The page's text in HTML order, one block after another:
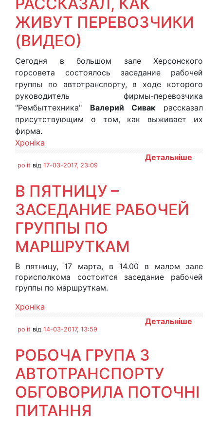
РАССКАЗАЛ, КАК
ЖИВУТ ПЕРЕВОЗЧИКИ
(ВИДЕО)
Сегодня в большом зале Херсонского
горсовета состоялось заседание рабочей
группы по автотранспорту, в ходе которого
руководитель фирмы-перевозчика
"Рембыттехника" Валерий Сивак рассказал
присутствующим о том, как выживает их
фирма.
Хроніка
Детальніше
polit від 17-03-2017, 23:09
В ПЯТНИЦУ –
ЗАСЕДАНИЕ РАБОЧЕЙ
ГРУППЫ ПО
МАРШРУТКАМ
В пятницу, 17 марта, в 14.00 в малом зале
горисполкома состоится заседание рабочей
группы по маршруткам.
Хроніка
Детальніше
polit від 14-03-2017, 13:59
РОБОЧА ГРУПА З
АВТОТРАНСПОРТУ
ОБГОВОРИЛА ПОТОЧНІ
ПИТАННЯ